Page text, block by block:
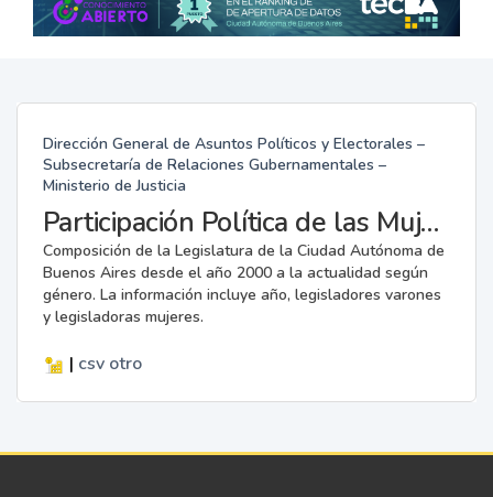
Dirección General de Asuntos Políticos y Electorales –
Subsecretaría de Relaciones Gubernamentales –
Ministerio de Justicia
Participación Política de las Mujeres en la Legislatura
Composición de la Legislatura de la Ciudad Autónoma de
Buenos Aires desde el año 2000 a la actualidad según
género. La información incluye año, legisladores varones
y legisladoras mujeres.
| csv otro